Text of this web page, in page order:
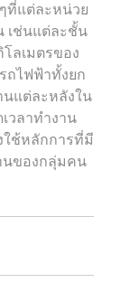
ที่แต่ละหน่วย
เช่นแต่ละชั้น
ลเมตรของ
ถไฟฟ้าทั้งยก
นแต่ละหลังใน
วลาทำงาน
ใช้หลักการที่มี
นของกลุ่มคน